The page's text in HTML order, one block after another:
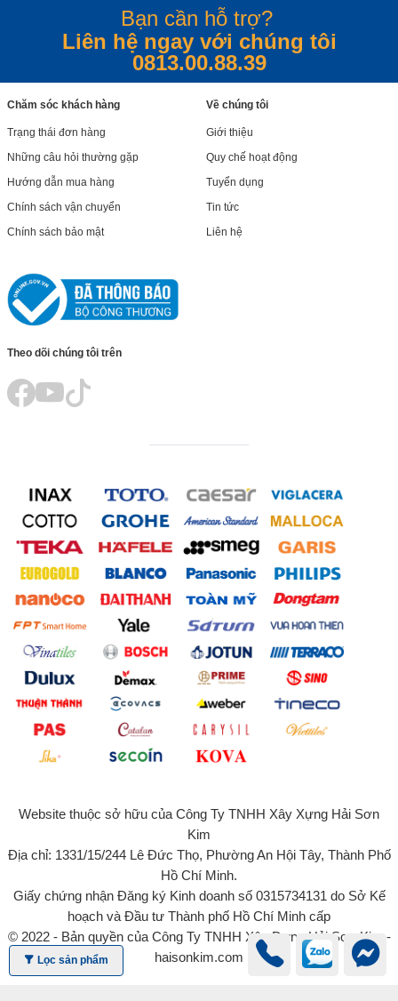
Bạn cần hỗ trợ?
Liên hệ ngay với chúng tôi
0813.00.88.39
Chăm sóc khách hàng
Trạng thái đơn hàng
Những câu hỏi thường gặp
Hướng dẫn mua hàng
Chính sách vận chuyển
Chính sách bảo mật
Về chúng tôi
Giới thiệu
Quy chế hoạt động
Tuyển dụng
Tin tức
Liên hệ
Theo dõi chúng tôi trên
Website thuộc sở hữu của Công Ty TNHH Xây Xựng Hải Sơn
Kim
Địa chỉ: 1331/15/244 Lê Đức Thọ, Phường An Hội Tây, Thành Phố
Hồ Chí Minh.
Giấy chứng nhận Đăng ký Kinh doanh số 0315734131 do Sở Kế
hoạch và Đầu tư Thành phố Hồ Chí Minh cấp
© 2022 - Bản quyền của Công Ty TNHH Xây Dựng Hải Sơn Kim -
haisonkim.com
Lọc sản phẩm